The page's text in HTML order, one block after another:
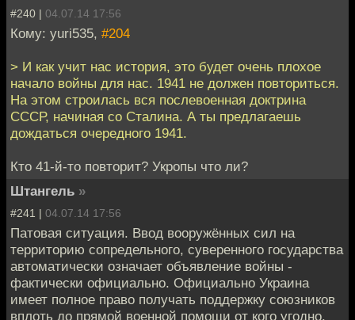
#240 | 04.07.14 17:56
Кому: yuri535, #204
> И как учит нас история, это будет очень плохое
начало войны для нас. 1941 не должен повториться.
На этом строилась вся послевоенная доктрина
СССР, начиная со Сталина. А ты предлагаешь
дождаться очередного 1941.
Кто 41-й-то повторит? Укропы что ли?
Штангель »
#241 | 04.07.14 17:56
Патовая ситуация. Ввод вооружённых сил на
территорию сопредельного, суверенного государства
автоматически означает объявление войны -
фактически официально. Официально Украина
имеет полное право получать поддержку союзников
вплоть до прямой военной помощи от кого угодно.